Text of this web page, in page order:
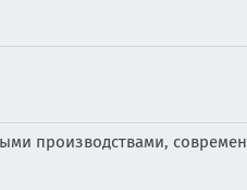
производствами,